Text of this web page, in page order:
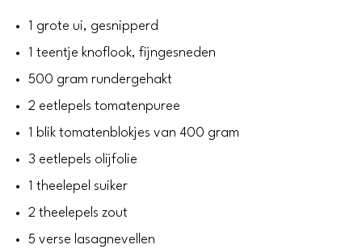
1 grote ui, gesnipperd
1 teentje knoflook, fijngesneden
500 gram rundergehakt
2 eetlepels tomatenpuree
1 blik tomatenblokjes van 400 gram
3 eetlepels olijfolie
1 theelepel suiker
2 theelepels zout
5 verse lasagnevellen